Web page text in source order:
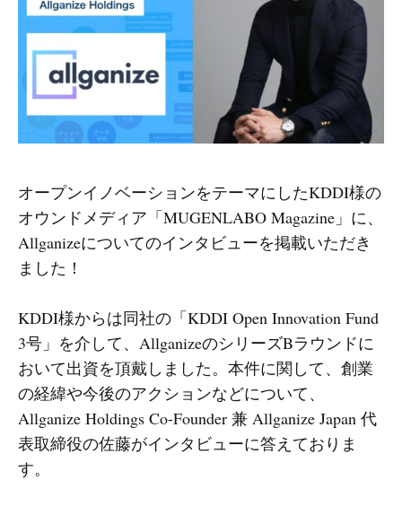
オープンイノベーションをテーマにしたKDDI様の
オウンドメディア「MUGENLABO Magazine」に、
Allganizeについてのインタビューを掲載いただき
ました！
KDDI様からは同社の「KDDI Open Innovation Fund
3号」を介して、AllganizeのシリーズBラウンドに
おいて出資を頂戴しました。本件に関して、創業
の経緯や今後のアクションなどについて、
Allganize Holdings Co-Founder 兼 Allganize Japan 代
表取締役の佐藤がインタビューに答えておりま
す。